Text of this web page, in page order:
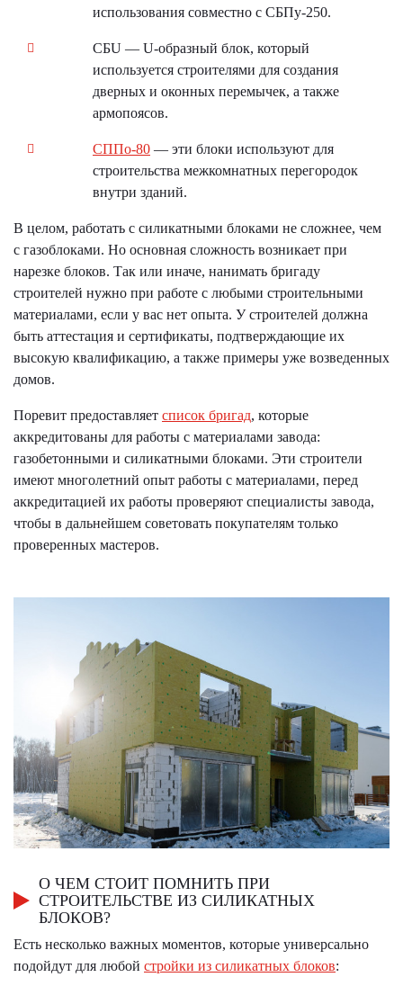
использования совместно с СБПу-250.
СБU — U-образный блок, который
используется строителями для создания
дверных и оконных перемычек, а также
армопоясов.
СППо-80 — эти блоки используют для
строительства межкомнатных перегородок
внутри зданий.
В целом, работать с силикатными блоками не сложнее, чем
с газоблоками. Но основная сложность возникает при
нарезке блоков. Так или иначе, нанимать бригаду
строителей нужно при работе с любыми строительными
материалами, если у вас нет опыта. У строителей должна
быть аттестация и сертификаты, подтверждающие их
высокую квалификацию, а также примеры уже возведенных
домов.
Поревит предоставляет список бригад, которые
аккредитованы для работы с материалами завода:
газобетонными и силикатными блоками. Эти строители
имеют многолетний опыт работы с материалами, перед
аккредитацией их работы проверяют специалисты завода,
чтобы в дальнейшем советовать покупателям только
проверенных мастеров.
О ЧЕМ СТОИТ ПОМНИТЬ ПРИ
СТРОИТЕЛЬСТВЕ ИЗ СИЛИКАТНЫХ
БЛОКОВ?
Есть несколько важных моментов, которые универсально
подойдут для любой стройки из силикатных блоков: